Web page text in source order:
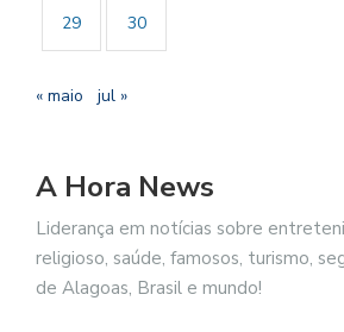
29 30
« maio jul »
A Hora News
Liderança em notícias sobre
religioso, saúde, famosos, turismo,
de Alagoas, Brasil e mundo!